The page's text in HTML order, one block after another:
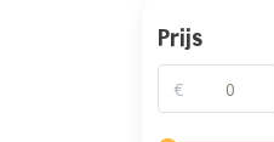
Prijs
€